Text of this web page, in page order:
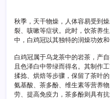
秋季，天干物燥，人体容易受到
裂、咳嗽等症状。此时，饮茶养
中，白鸡冠以其独特的润燥功效
白鸡冠属于乌龙茶中的岩茶，产
且色泽白中带绿而得名。其制作
揉捻、烘焙等步骤，保留了茶叶
氨基酸、茶多酚、维生素等营养
劳、提高免疫力，茶多酚则具有